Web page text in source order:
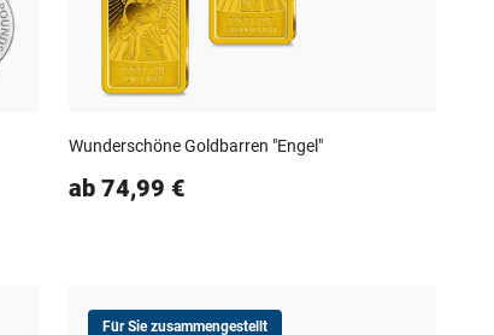
Wunderschöne Goldbarren "Engel"
ab 74,99 €
Für Sie zusammengestellt